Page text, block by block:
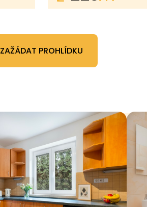
ZAŽÁDAT PROHLÍDKU